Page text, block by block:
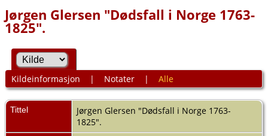
Jørgen Glersen "Dødsfall i Norge 1763-
1825".
Kildeinformasjon | Notater| Alle
Tittel
Jørgen Glersen "Dødsfall i Norge 1763-
1825".